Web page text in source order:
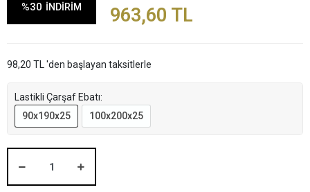
%30 İNDİRİM 963,60 TL
98,20 TL 'den başlayan taksitlerle
Lastikli Çarşaf Ebatı:
90x190x25
100x200x25